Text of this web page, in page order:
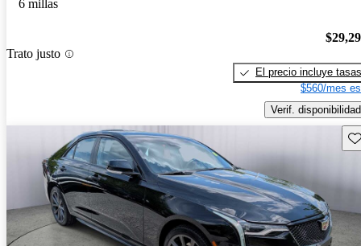
6 millas
Trato justo
El precio incluye tasas
$560/mes
Verif. disponibilidad